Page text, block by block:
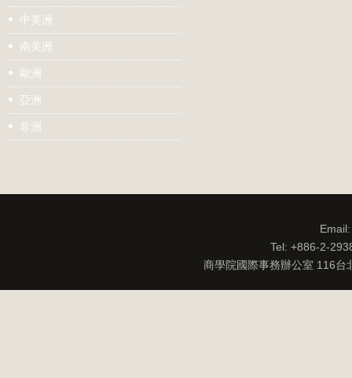
中美洲
南美洲
歐洲
亞洲
非洲
Tel: +886-2-
商學院國際事務辦公室 116台